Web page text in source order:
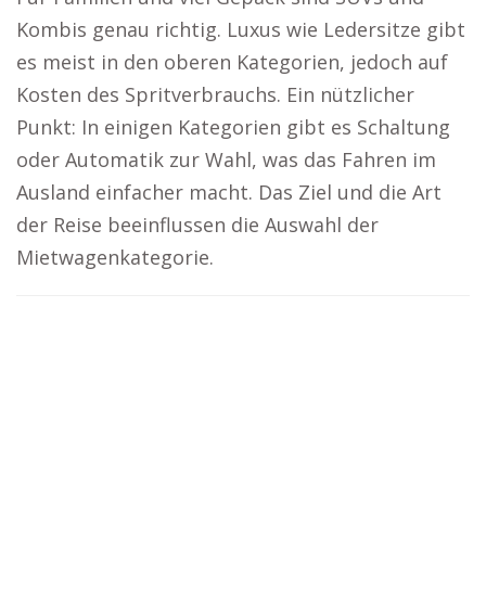
Kombis genau richtig. Luxus wie Ledersitze gibt
es meist in den oberen Kategorien, jedoch auf
Kosten des Spritverbrauchs. Ein nützlicher
Punkt: In einigen Kategorien gibt es Schaltung
oder Automatik zur Wahl, was das Fahren im
Ausland einfacher macht. Das Ziel und die Art
der Reise beeinflussen die Auswahl der
Mietwagenkategorie.